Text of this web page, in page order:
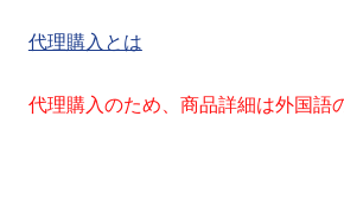
代理購入とは
代理購入のため、商品詳細は外国語